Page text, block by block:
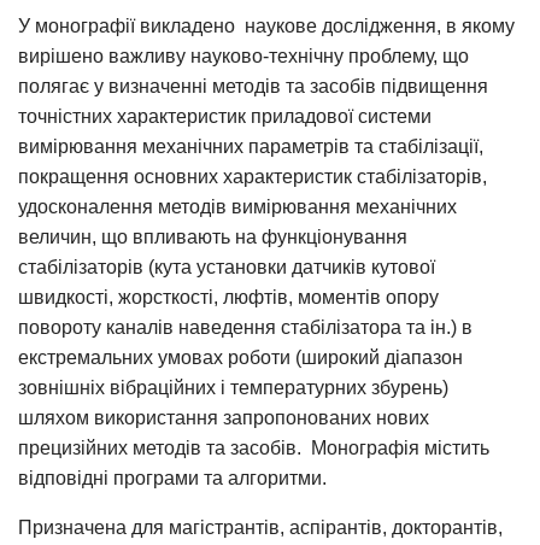
У монографії викладено наукове дослідження, в якому
вирішено важливу науково-технічну проблему, що
полягає у визначенні методів та засобів підвищення
точністних характеристик приладової системи
вимірювання механічних параметрів та стабілізації,
покращення основних характеристик стабілізаторів,
удосконалення методів вимірювання механічних
величин, що впливають на функціонування
стабілізаторів (кута установки датчиків кутової
швидкості, жорсткості, люфтів, моментів опору
повороту каналів наведення стабілізатора та ін.) в
екстремальних умовах роботи (широкий діапазон
зовнішніх вібраційних і температурних збурень)
шляхом використання запропонованих нових
прецизійних методів та засобів. Монографія містить
відповідні програми та алгоритми.
Призначена для магістрантів, аспірантів, докторантів,